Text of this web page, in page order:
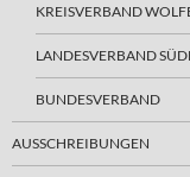
KREISVERBAND
LANDESVERBAND
BUNDESVERBAND
AUSSCHREIBUNGEN